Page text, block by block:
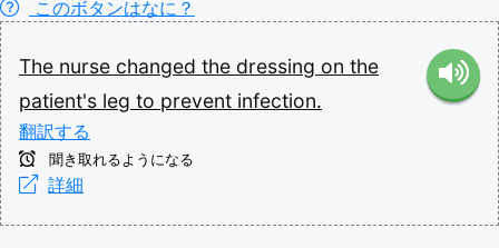
このボタンはなに？
The nurse changed the dressing on the
patient's leg to prevent infection.
翻訳する
聞き取れるようになる
詳細